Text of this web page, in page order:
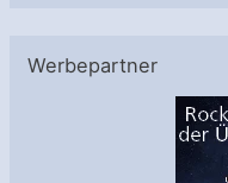
Werbepartner